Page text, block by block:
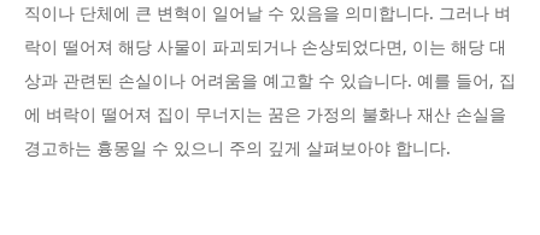
직이나 단체에 큰 변혁이 일어날 수 있음을 의미합니다. 그러나 벼
락이 떨어져 해당 사물이 파괴되거나 손상되었다면, 이는 해당 대
상과 관련된 손실이나 어려움을 예고할 수 있습니다. 예를 들어, 집
에 벼락이 떨어져 집이 무너지는 꿈은 가정의 불화나 재산 손실을
경고하는 흉몽일 수 있으니 주의 깊게 살펴보아야 합니다.